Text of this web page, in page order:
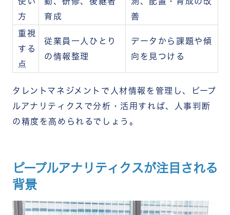
方
育成
善
重視
する
点
従業員一人ひとり
の情報整理
データから課題や傾
向を見つける
タレントマネジメントで人材情報を管理し、ピープ
ルアナリティクスで分析・活用すれば、人事判断
の精度を高められるでしょう。
ピープルアナリティクスが注目される
背景